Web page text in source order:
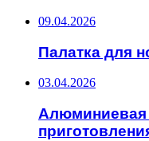
09.04.2026
Палатка для
03.04.2026
Алюминиевая